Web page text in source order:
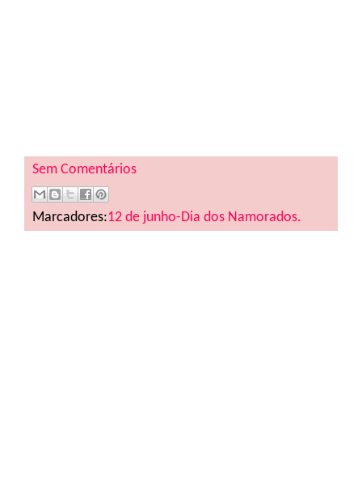
Sem Comentários
Marcadores:12 de junho-Dia dos Namorados.